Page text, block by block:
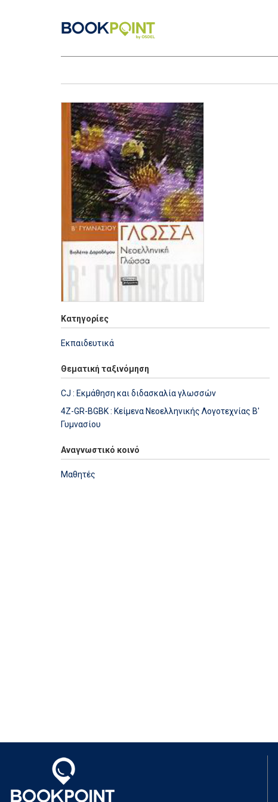
Κατηγορίες
Εκπαιδευτικά
Θεματική ταξινόμηση
CJ : Εκμάθηση και διδασκαλία γλωσσών
4Z-GR-BGBK : Κείμενα Νεοελληνικής Λογοτεχνίας Β'
Γυμνασίου
Αναγνωστικό κοινό
Μαθητές